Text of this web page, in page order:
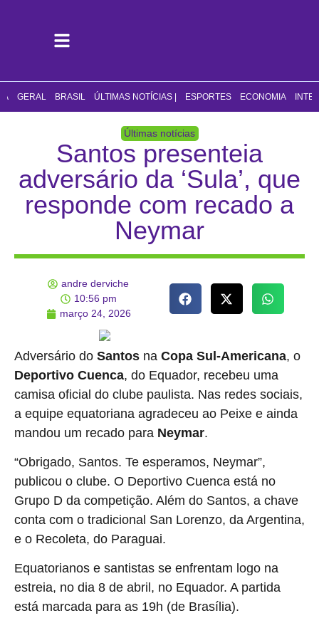
GERAL BRASIL ÚLTIMAS NOTÍCIAS | ESPORTES ECONOMIA
Últimas notícias
Santos presenteia
adversário da ‘Sula’, que
responde com recado a
Neymar
andre derviche
10:56 pm
março 24, 2026
Adversário do Santos na Copa Sul-Americana, o
Deportivo Cuenca, do Equador, recebeu uma
camisa oficial do clube paulista. Nas redes sociais,
a equipe equatoriana agradeceu ao Peixe e ainda
mandou um recado para Neymar.
“Obrigado, Santos. Te esperamos, Neymar”,
publicou o clube. O Deportivo Cuenca está no
Grupo D da competição. Além do Santos, a chave
conta com o tradicional San Lorenzo, da Argentina,
e o Recoleta, do Paraguai.
Equatorianos e santistas se enfrentam logo na
estreia, no dia 8 de abril, no Equador. A partida
está marcada para as 19h (de Brasília).